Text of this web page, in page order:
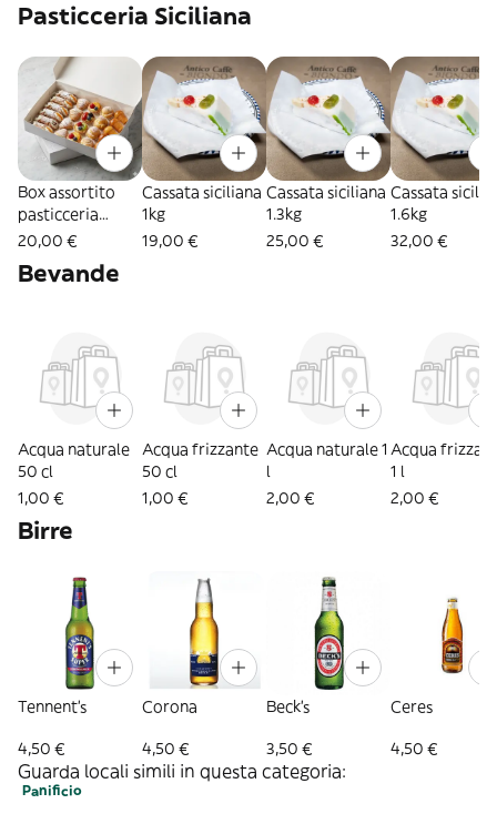
Pasticceria Siciliana
Box assortito
pasticceria
mignon 1kg
20,00 €
Cassata siciliana
1kg
19,00 €
Cassata siciliana
1.3kg
25,00 €
Cassata
1.6kg
32,00 €
Bevande
Acqua naturale
50 cl
1,00 €
Acqua frizzante
50 cl
1,00 €
Acqua naturale 1
l
2,00 €
Acqua
1 l
2,00 €
Birre
Tennent's
4,50 €
Corona
4,50 €
Beck's
3,50 €
Ceres
4,50 €
Guarda locali simili in questa categoria:
Panificio